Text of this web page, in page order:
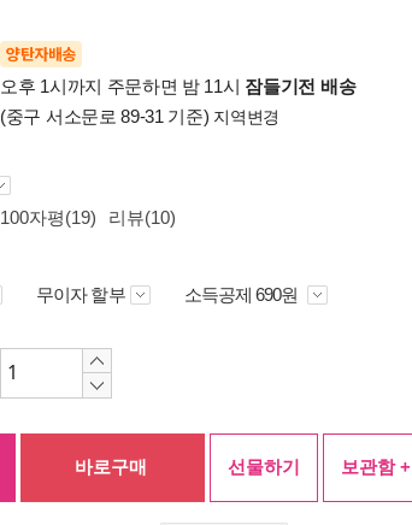
양탄자배송
오후 1시까지 주문하면 밤 11시 잠들기전 배송
(중구 서소문로 89-31 기준) 지역변경
100자평(19) 리뷰(10)
무이자 할부 소득공제 690원
바로구매 선물하기 보관함 +